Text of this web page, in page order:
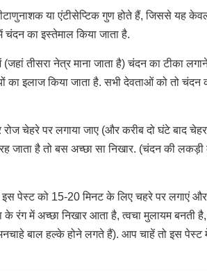
या एंटीसेप्टिक गुण होते हैं, जिससे यह
चंदन का इस्तेमाल किया जाता है.
तीसरा नेत्र माना जाता है) चंदन का टीका
का इलाज किया जाता है. सभी देवताओं को तो चंदन
चेहरे पर लगाया जाए (और करीब दो घंटे बाद
जाता है तो बस अच्छा सा निखार. (चंदन की
पेस्ट को 15-20 मिनट के लिए चहरे पर लगाएं
रंग में अच्छा निखार आता है, त्वचा मुलायम बनती है,
बाल हल्के होने लगते हैं). आप चाहें तो इस पेस्ट